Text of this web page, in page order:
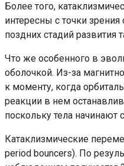
Более того,
интересны с точки
поздних стадий развития
Что же особенного в
оболочкой. Из-за
к моменту, когда
реакции в нем
поскольку тела начинают
Катаклизмические
period bouncers). По